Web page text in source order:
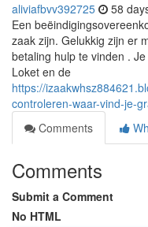
aliviafbvv392725 58
Een
zaak zijn. Gelukkig zijn er
betaling hulp te vinden .
Loket en de
https://
controleren-waar-vind-je-
Comments
Comments
Submit a Comment
No HTML